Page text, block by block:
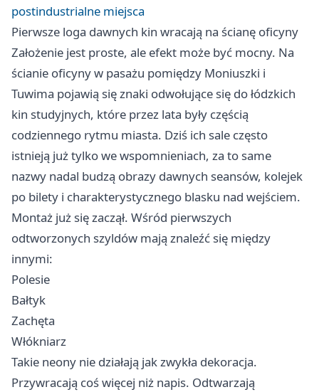
postindustrialne miejsca
Pierwsze loga dawnych kin wracają na ścianę oficyny
Założenie jest proste, ale efekt może być mocny. Na
ścianie oficyny w pasażu pomiędzy Moniuszki i
Tuwima pojawią się znaki odwołujące się do łódzkich
kin studyjnych, które przez lata były częścią
codziennego rytmu miasta. Dziś ich sale często
istnieją już tylko we wspomnieniach, za to same
nazwy nadal budzą obrazy dawnych seansów, kolejek
po bilety i charakterystycznego blasku nad wejściem.
Montaż już się zaczął. Wśród pierwszych
odtworzonych szyldów mają znaleźć się między
innymi:
Polesie
Bałtyk
Zachęta
Włókniarz
Takie neony nie działają jak zwykła dekoracja.
Przywracają coś więcej niż napis. Odtwarzają